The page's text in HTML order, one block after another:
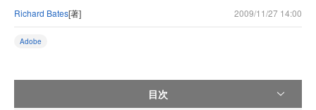
Richard Bates[著] 2009/11/27 14:00
Adobe
目次